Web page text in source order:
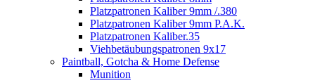
Platzpatronen Kaliber 9mm /.380
Platzpatronen Kaliber 9mm P.A.K.
Platzpatronen Kaliber.35
Viehbetäubungspatronen 9x17
Paintball, Gotcha & Home Defense
Munition